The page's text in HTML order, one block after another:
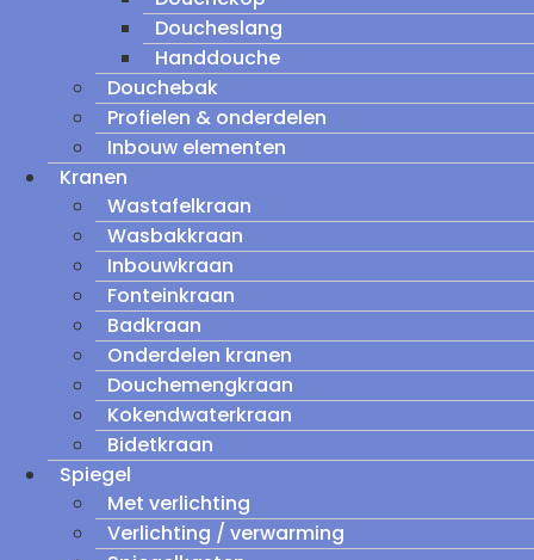
Doucheslang
Handdouche
Douchebak
Profielen & onderdelen
Inbouw elementen
Kranen
Wastafelkraan
Wasbakkraan
Inbouwkraan
Fonteinkraan
Badkraan
Onderdelen kranen
Douchemengkraan
Kokendwaterkraan
Bidetkraan
Spiegel
Met verlichting
Verlichting / verwarming